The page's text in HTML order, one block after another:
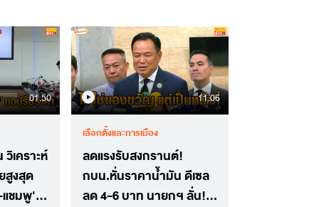
01.50
เคราะห์
สูงสุด
ชมพู'
11.06
เลือกตั้งและการเมือง
ลดแรงรับสงกรานต์!
กบน.หั่นราคาน้ำมัน ดีเซล
ลด 4-6 บาท นายกฯ ลั่น!